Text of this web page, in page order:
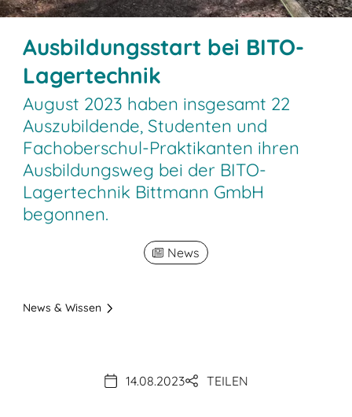
Ausbildungsstart bei BITO-
Lagertechnik
August 2023 haben insgesamt 22
Auszubildende, Studenten und
Fachoberschul-Praktikanten ihren
Ausbildungsweg bei der BITO-
Lagertechnik Bittmann GmbH
begonnen.
News
News & Wissen
14.08.2023 TEILEN